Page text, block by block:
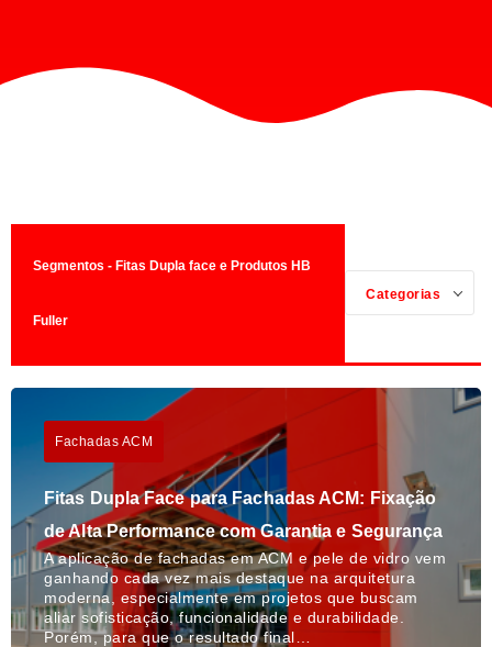
Segmentos - Fitas Dupla face e Produtos HB
Fuller
Categorias
Fachadas ACM
Fitas Dupla Face para Fachadas ACM: Fixação
de Alta Performance com Garantia e Segurança
A aplicação de fachadas em ACM e pele de vidro vem
ganhando cada vez mais destaque na arquitetura
moderna, especialmente em projetos que buscam
aliar sofisticação, funcionalidade e durabilidade.
Porém, para que o resultado final…